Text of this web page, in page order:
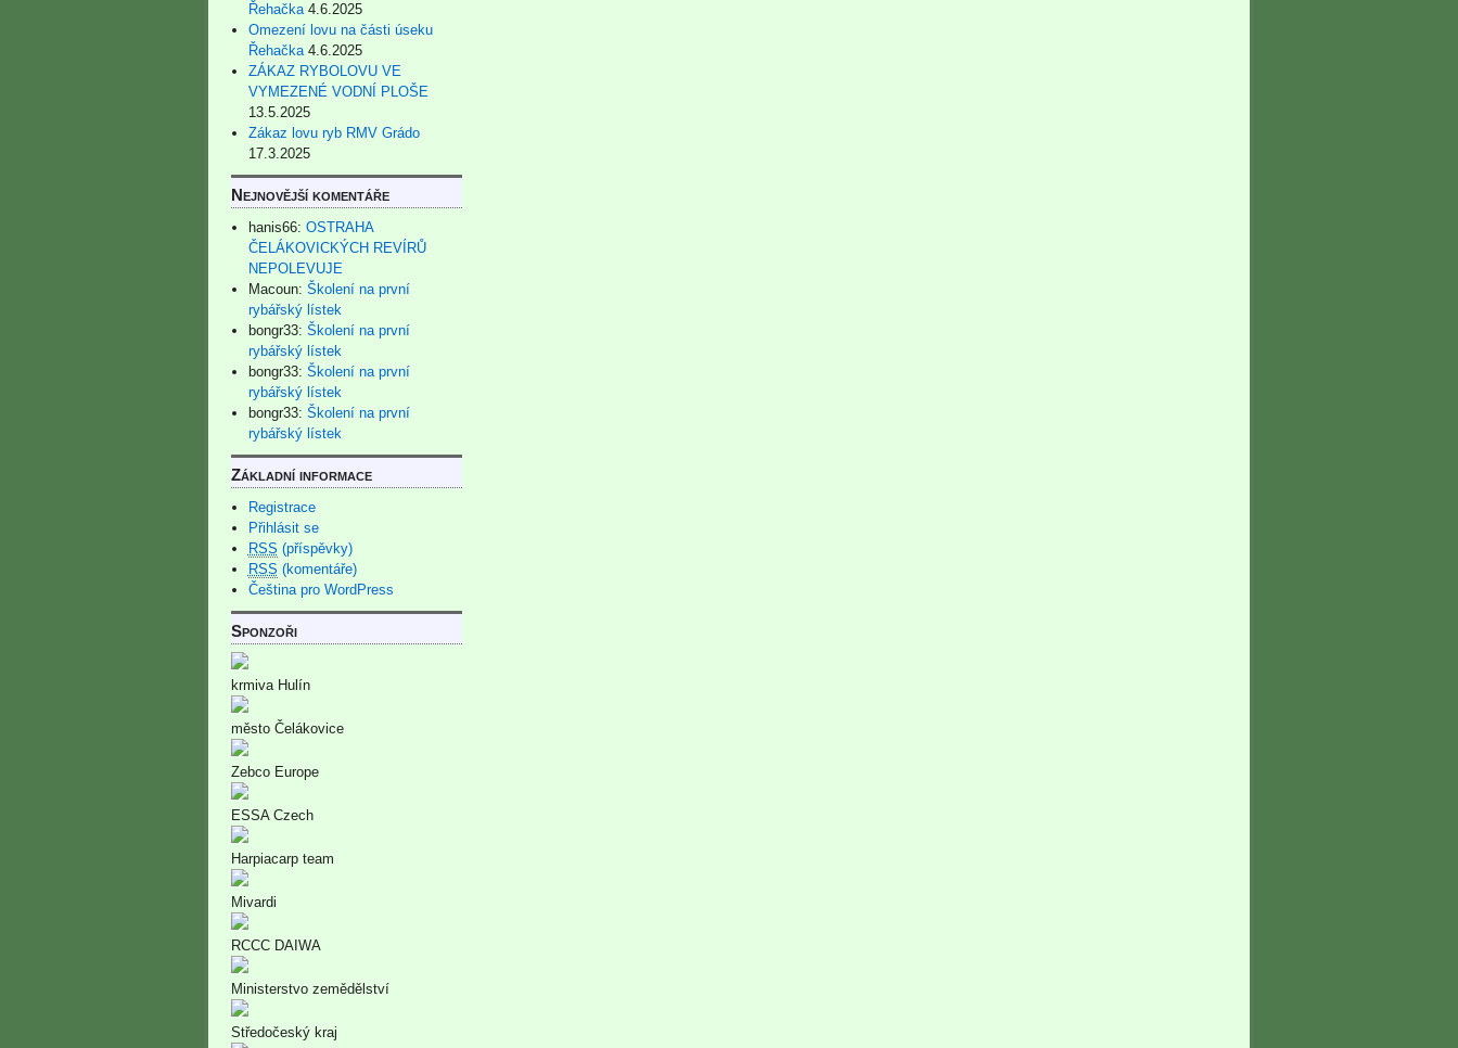
Řehačka 4.6.2025
Omezení lovu na části úseku
Řehačka 4.6.2025
ZÁKAZ RYBOLOVU VE
VYMEZENÉ VODNÍ PLOŠE
13.5.2025
Zákaz lovu ryb RMV Grádo
17.3.2025
Nejnovější komentáře
hanis66: OSTRAHA
ČELÁKOVICKÝCH REVÍRŮ
NEPOLEVUJE
Macoun: Školení na první
rybářský lístek
bongr33: Školení na první
rybářský lístek
bongr33: Školení na první
rybářský lístek
bongr33: Školení na první
rybářský lístek
Základní informace
Registrace
Přihlásit se
RSS (příspěvky)
RSS (komentáře)
Čeština pro WordPress
Sponzoři
krmiva Hulín
město Čelákovice
Zebco Europe
ESSA Czech
Harpiacarp team
Mivardi
RCCC DAIWA
Ministerstvo zemědělství
Středočeský kraj